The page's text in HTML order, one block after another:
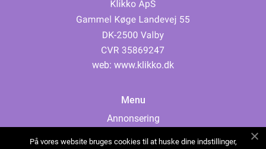
web: www.klikko.dk
Menu
Annonsering
På vores website bruges cookies til at huske dine indstillinger,